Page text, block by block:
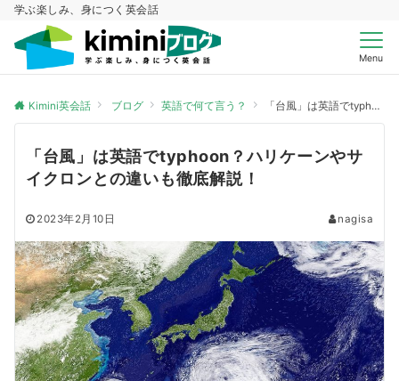
学ぶ楽しみ、身につく英会話
Menu
Kimini英会話 ブログ 英語で何て言う？ 「台風」は英語でtyphoon？ハリケーンやサイクロンとの違いも徹底解説！
「台風」は英語でtyphoon？ハリケーンやサ
イクロンとの違いも徹底解説！
2023年2月10日 nagisa